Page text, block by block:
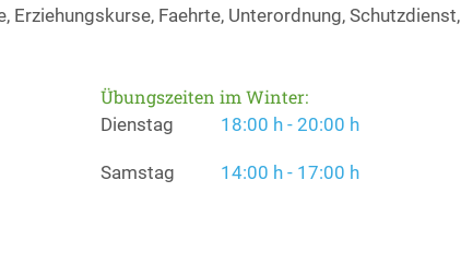
Erziehungskurse, Faehrte, Unterordnung, Schutzdienst,
Übungszeiten im Winter:
Dienstag 18:00 h - 20:00 h
Samstag 14:00 h - 17:00 h